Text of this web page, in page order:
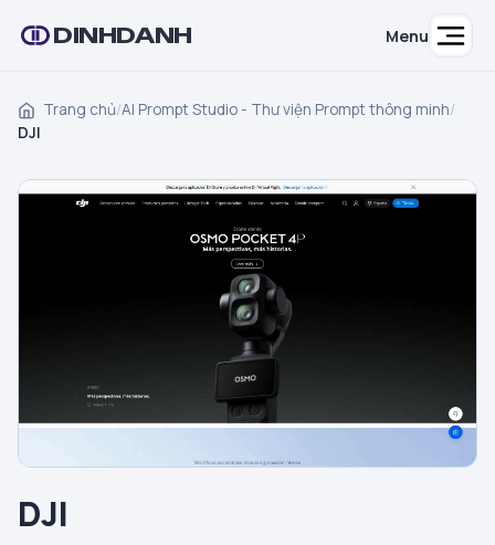
DINHDANH Menu
Trang chủ/AI Prompt Studio - Thư viện Prompt thông minh/
DJI
DJI